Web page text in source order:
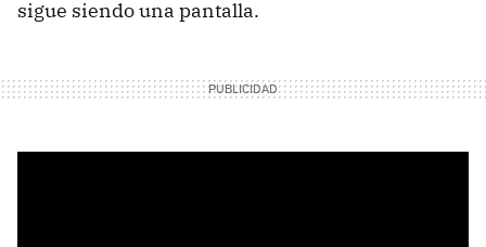
sigue siendo una pantalla.